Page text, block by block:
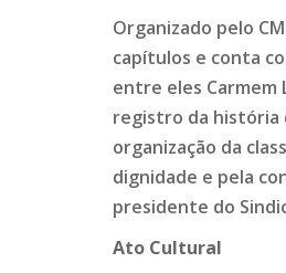
Organizado pelo
capítulos e conta
entre eles Carmem
registro da história
organização da
dignidade e pela
presidente do
Ato Cultural